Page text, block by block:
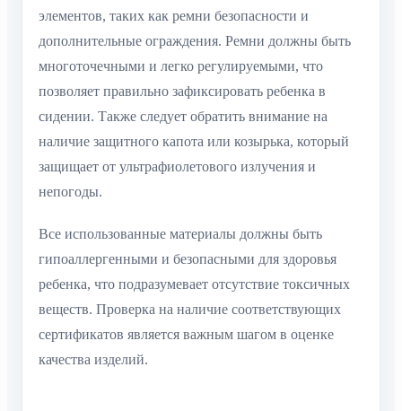
элементов, таких как ремни безопасности и
дополнительные ограждения. Ремни должны быть
многоточечными и легко регулируемыми, что
позволяет правильно зафиксировать ребенка в
сидении. Также следует обратить внимание на
наличие защитного капота или козырька, который
защищает от ультрафиолетового излучения и
непогоды.
Все использованные материалы должны быть
гипоаллергенными и безопасными для здоровья
ребенка, что подразумевает отсутствие токсичных
веществ. Проверка на наличие соответствующих
сертификатов является важным шагом в оценке
качества изделий.